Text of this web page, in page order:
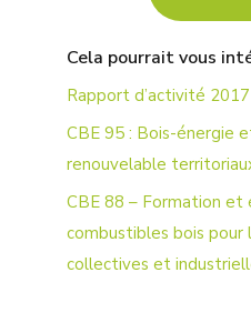
Cela pourrait vous
Rapport d’activité 2017
CBE 95 : Bois-énergie
renouvelable
CBE 88 – Formation et
combustibles bois pour
collectives et